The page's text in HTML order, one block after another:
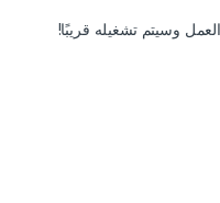
وسيتم تشغيله قريبًا!